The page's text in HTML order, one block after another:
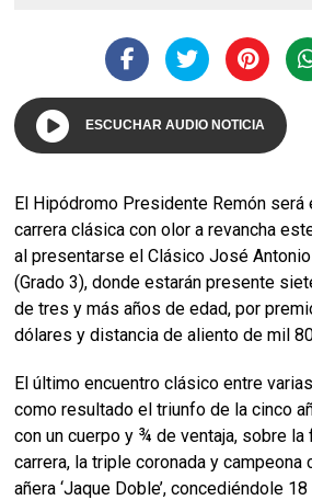
ESCUCHAR AUDIO NOTICIA
El Hipódromo Presidente Remón será
carrera clásica con olor a revancha
al presentarse el Clásico José Antonio
(Grado 3), donde estarán presente
de tres y más años de edad, por
dólares y distancia de aliento de mil
El último encuentro clásico entre
como resultado el triunfo de la cinco
con un cuerpo y ¾ de ventaja, sobre la
carrera, la triple coronada y campeona
añera ‘Jaque Doble’, concediéndole